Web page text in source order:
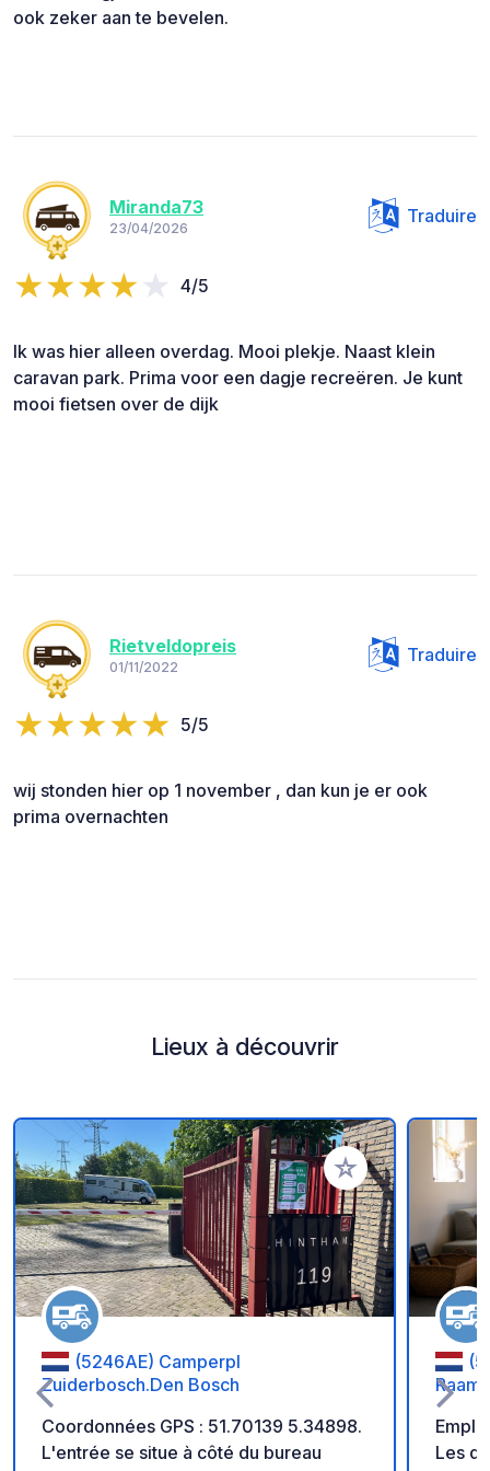
ook zeker aan te bevelen.
Miranda73
23/04/2026
Traduire
4/5
Ik was hier alleen overdag. Mooi plekje. Naast klein
caravan park. Prima voor een dagje recreëren. Je kunt
mooi fietsen over de dijk
Rietveldopreis
01/11/2022
Traduire
5/5
wij stonden hier op 1 november , dan kun je er ook
prima overnachten
Lieux à découvrir
Ajouter à vos
(5246AE) Camperpl
Zuiderbosch.Den Bosch
Coordonnées GPS : 51.70139 5.34898.
L'entrée se situe à côté du bureau
Les